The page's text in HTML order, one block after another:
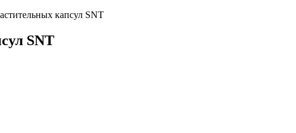
капсул SNT
SNT